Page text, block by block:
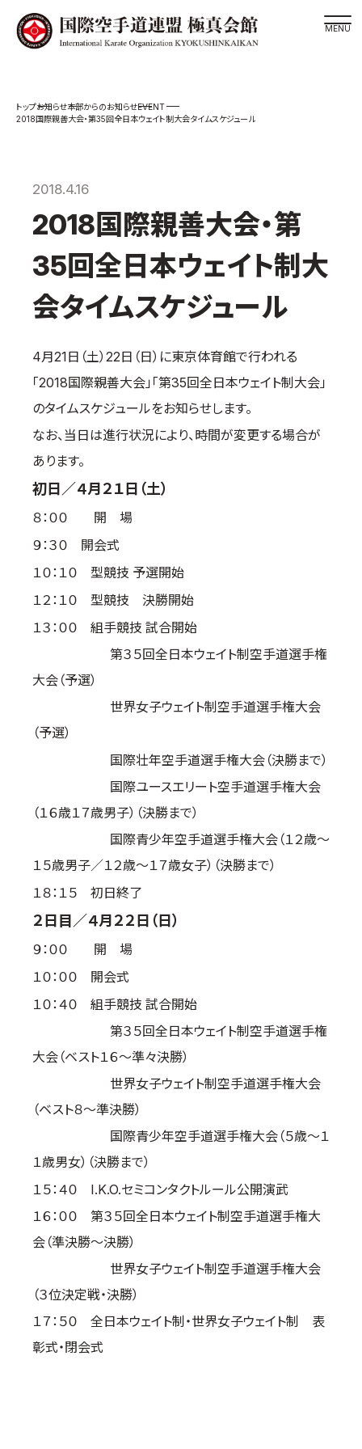
スケジュール
松井章奎館長 紹介
極真の歴史
極真会館のご案内
極真会館の概要
各委員会紹介
国際空手道連盟について
お知らせ
本部からのお知らせ
公式大会
入門のご案内
青少年部・保護者の方へ
一般の部・壮年部の方
会員制度
よくある質問
本サイトについて
プライバシーポリシー
サイトマップ
Language
English
お知らせ本部からのお知らせEVENT
2018国際親善大会・第35回全日本ウェイト制大会タイムスケジュール
2018.4.16
2018国際親善大会・第
35回全日本ウェイト制大
会タイムスケジュール
4月21日（土）22日（日）に東京体育館で行われる
「2018国際親善大会」「第35回全日本ウェイト制大会」
のタイムスケジュールをお知らせします。
なお、当日は進行状況により、時間が変更する場合が
あります。
初日／４月２１日（土）
８：００ 開 場
９：３０ 開会式
１０：１０ 型競技 予選開始
１２：１０ 型競技 決勝開始
１３：００ 組手競技 試合開始
第３５回全日本ウェイト制空手道選手権
大会（予選）
世界女子ウェイト制空手道選手権大会
（予選）
国際壮年空手道選手権大会（決勝まで）
国際ユースエリート空手道選手権大会
（１６歳１７歳男子）（決勝まで）
国際青少年空手道選手権大会（１２歳～
１５歳男子／１２歳～１７歳女子）（決勝まで）
１８：１５ 初日終了
２日目／４月２２日（日）
９：００ 開 場
１０：００ 開会式
１０：４０ 組手競技 試合開始
第３５回全日本ウェイト制空手道選手権
大会（ベスト１６～準々決勝）
世界女子ウェイト制空手道選手権大会
（ベスト８～準決勝）
国際青少年空手道選手権大会（５歳～１
１歳男女）（決勝まで）
１５：４０ I.K.O.セミコンタクトルール公開演武
１６：００ 第３５回全日本ウェイト制空手道選手権大
会（準決勝～決勝）
世界女子ウェイト制空手道選手権大会
（３位決定戦・決勝）
１７：５０ 全日本ウェイト制・世界女子ウェイト制 表
彰式・閉会式